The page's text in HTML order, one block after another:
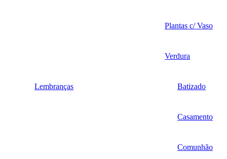
Plantas c/ Vaso
Verdura
Lembranças Batizado
Casamento
Comunhão